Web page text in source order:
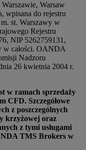
Warsaw
wpisana do rejestru
st. Warszawy w
Rejestru
NIP 5262759131,
w całości. OANDA
Nadzoru
26 kwietnia 2004 r.
w ramach sprzedaży
CFD. Szczegółowe
z poszczególnych
krzyżowej oraz
z tymi usługami
TMS Brokers w